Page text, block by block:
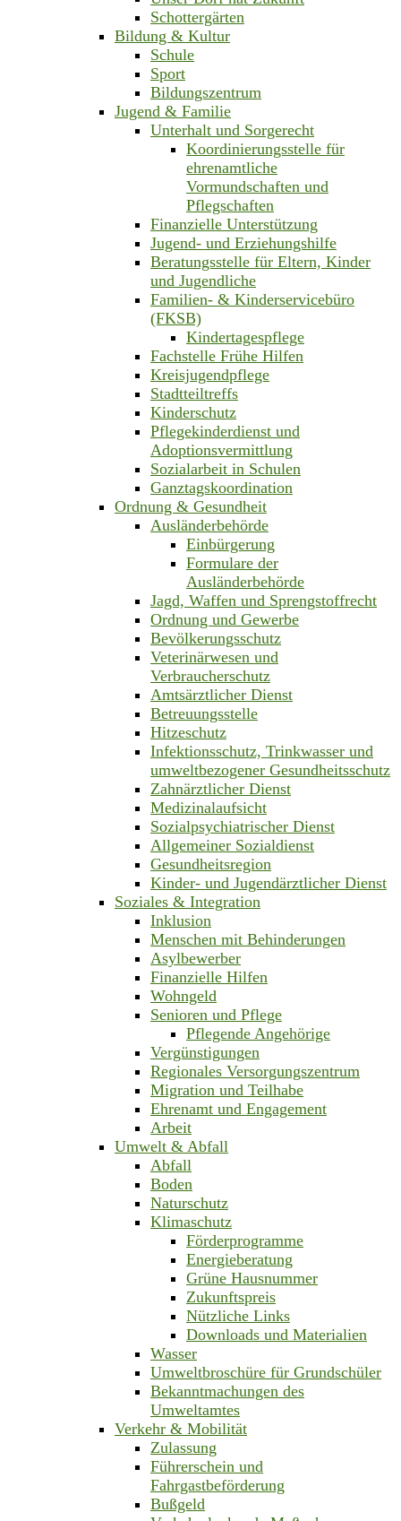
Schottergärten
Bildung & Kultur
Schule
Sport
Bildungszentrum
Jugend & Familie
Unterhalt und Sorgerecht
Koordinierungsstelle für
ehrenamtliche
Vormundschaften und
Pflegschaften
Finanzielle Unterstützung
Jugend- und Erziehungshilfe
Beratungsstelle für Eltern, Kinder
und Jugendliche
Familien- & Kinderservicebüro
(FKSB)
Kindertagespflege
Fachstelle Frühe Hilfen
Kreisjugendpflege
Stadtteiltreffs
Kinderschutz
Pflegekinderdienst und
Adoptionsvermittlung
Sozialarbeit in Schulen
Ganztagskoordination
Ordnung & Gesundheit
Ausländerbehörde
Einbürgerung
Formulare der
Ausländerbehörde
Jagd, Waffen und Sprengstoffrecht
Ordnung und Gewerbe
Bevölkerungsschutz
Veterinärwesen und
Verbraucherschutz
Amtsärztlicher Dienst
Betreuungsstelle
Hitzeschutz
Infektionsschutz, Trinkwasser und
umweltbezogener Gesundheitsschutz
Zahnärztlicher Dienst
Medizinalaufsicht
Sozialpsychiatrischer Dienst
Allgemeiner Sozialdienst
Gesundheitsregion
Kinder- und Jugendärztlicher Dienst
Soziales & Integration
Inklusion
Menschen mit Behinderungen
Asylbewerber
Finanzielle Hilfen
Wohngeld
Senioren und Pflege
Pflegende Angehörige
Vergünstigungen
Regionales Versorgungszentrum
Migration und Teilhabe
Ehrenamt und Engagement
Arbeit
Umwelt & Abfall
Abfall
Boden
Naturschutz
Klimaschutz
Förderprogramme
Energieberatung
Grüne Hausnummer
Zukunftspreis
Nützliche Links
Downloads und Materialien
Wasser
Umweltbroschüre für Grundschüler
Bekanntmachungen des
Umweltamtes
Verkehr & Mobilität
Zulassung
Führerschein und
Fahrgastbeförderung
Bußgeld